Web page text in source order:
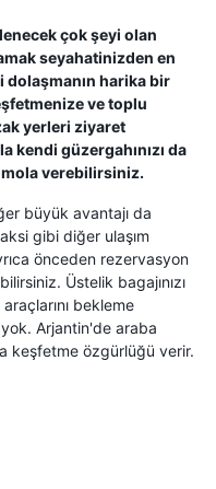
çok şeyi olan
seyahatinizden en
dolaşmanın harika bir
ve toplu
yerleri ziyaret
kendi güzergahınızı da
verebilirsiniz.
büyük avantajı da
gibi diğer ulaşım
önceden rezervasyon
Üstelik bagajınızı
bekleme
Arjantin'de araba
keşfetme özgürlüğü verir.